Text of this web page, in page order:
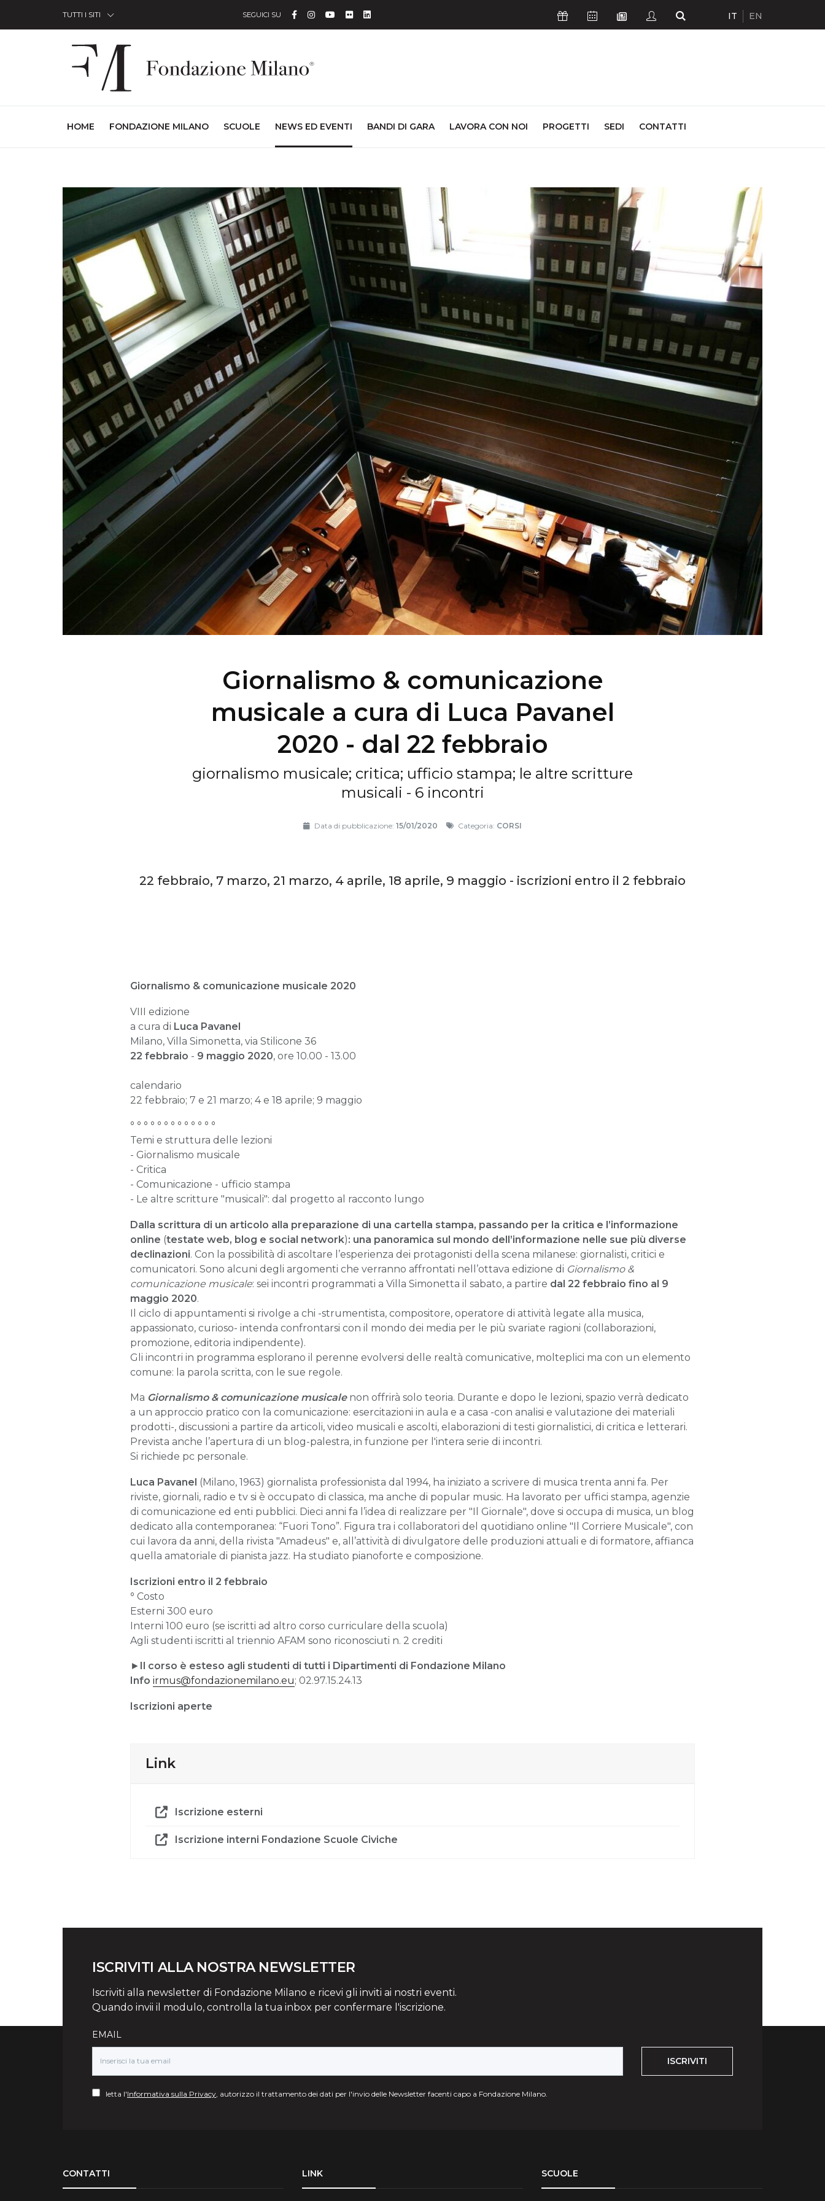
TUTTI I SITI SEGUICI SU Facebook
Instagram
YouTube
FlickrLinkedin Icona SostieniciIcona Calendario Eventi
Icona Newsletter
Icona StudentiIcona Cerca
IT EN
HOME (CURRENT)
FONDAZIONE MILANO SCUOLE NEWS ED EVENTI BANDI DI GARA LAVORA CON NOI PROGETTI SEDI CONTATTI
Giornalismo & comunicazione
musicale a cura di Luca Pavanel
2020 - dal 22 febbraio
giornalismo musicale; critica; ufficio stampa; le altre scritture
musicali - 6 incontri
Data di pubblicazione:15/01/2020 Categoria: CORSI
22 febbraio, 7 marzo, 21 marzo, 4 aprile, 18 aprile, 9 maggio - iscrizioni entro il 2 febbraio
Giornalismo & comunicazione musicale 2020
VIII edizione
a cura di Luca Pavanel
Milano, Villa Simonetta, via Stilicone 36
22 febbraio - 9 maggio 2020, ore 10.00 - 13.00
calendario
22 febbraio; 7 e 21 marzo; 4 e 18 aprile; 9 maggio
° ° ° ° ° ° ° ° ° ° ° ° °
Temi e struttura delle lezioni
- Giornalismo musicale
- Critica
- Comunicazione - ufficio stampa
- Le altre scritture "musicali": dal progetto al racconto lungo
Dalla scrittura di un articolo alla preparazione di una cartella stampa, passando per la critica e l’informazione
online (testate web, blog e social network): una panoramica sul mondo dell’informazione nelle sue più diverse
declinazioni. Con la possibilità di ascoltare l’esperienza dei protagonisti della scena milanese: giornalisti, critici e
comunicatori. Sono alcuni degli argomenti che verranno affrontati nell’ottava edizione di Giornalismo &
comunicazione musicale: sei incontri programmati a Villa Simonetta il sabato, a partire dal 22 febbraio fino al 9
maggio 2020.
Il ciclo di appuntamenti si rivolge a chi -strumentista, compositore, operatore di attività legate alla musica,
appassionato, curioso- intenda confrontarsi con il mondo dei media per le più svariate ragioni (collaborazioni,
promozione, editoria indipendente).
Gli incontri in programma esplorano il perenne evolversi delle realtà comunicative, molteplici ma con un elemento
comune: la parola scritta, con le sue regole.
Ma Giornalismo & comunicazione musicalenon offrirà solo teoria. Durante e dopo le lezioni, spazio verrà dedicato
a un approccio pratico con la comunicazione: esercitazioni in aula e a casa -con analisi e valutazione dei materiali
prodotti-, discussioni a partire da articoli, video musicali e ascolti, elaborazioni di testi giornalistici, di critica e letterari.
Prevista anche l’apertura di un blog-palestra, in funzione per l'intera serie di incontri.
Si richiede pc personale.
Luca Pavanel (Milano, 1963) giornalista professionista dal 1994, ha iniziato a scrivere di musica trenta anni fa. Per
riviste, giornali, radio e tv si è occupato di classica, ma anche di popular music. Ha lavorato per uffici stampa, agenzie
di comunicazione ed enti pubblici. Dieci anni fa l’idea di realizzare per "Il Giornale", dove si occupa di musica, un blog
dedicato alla contemporanea: “Fuori Tono”. Figura tra i collaboratori del quotidiano online "Il Corriere Musicale", con
cui lavora da anni, della rivista "Amadeus" e, all’attività di divulgatore delle produzioni attuali e di formatore, affianca
quella amatoriale di pianista jazz. Ha studiato pianoforte e composizione.
Iscrizioni entro il 2 febbraio
° Costo
Esterni 300 euro
Interni 100 euro (se iscritti ad altro corso curriculare della scuola)
Agli studenti iscritti al triennio AFAM sono riconosciuti n. 2 crediti
►
Il corso è esteso agli studenti di tutti i Dipartimenti di Fondazione Milano
Info irmus@fondazionemilano.eu; 02.97.15.24.13
Iscrizioni aperte
Link
Iscrizione esterni
Iscrizione interni Fondazione Scuole Civiche
ISCRIVITI ALLA NOSTRA NEWSLETTER
Iscriviti alla newsletter di Fondazione Milano e ricevi gli inviti ai nostri eventi.
Quando invii il modulo, controlla la tua inbox per confermare l'iscrizione.
EMAIL
ISCRIVITI
letta l'Informativa sulla Privacy , autorizzo il trattamento dei dati per l'invio delle Newsletter facenti capo a Fondazione Milano.
CONTATTI
LINK SCUOLE